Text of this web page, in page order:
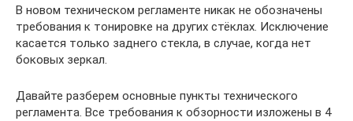
В новом техническом регламенте никак не обозначены
требования к тонировке на других стёклах. Исключение
касается только заднего стекла, в случае, когда нет
боковых зеркал.
Давайте разберем основные пункты технического
регламента. Все требования к обзорности изложены в 4